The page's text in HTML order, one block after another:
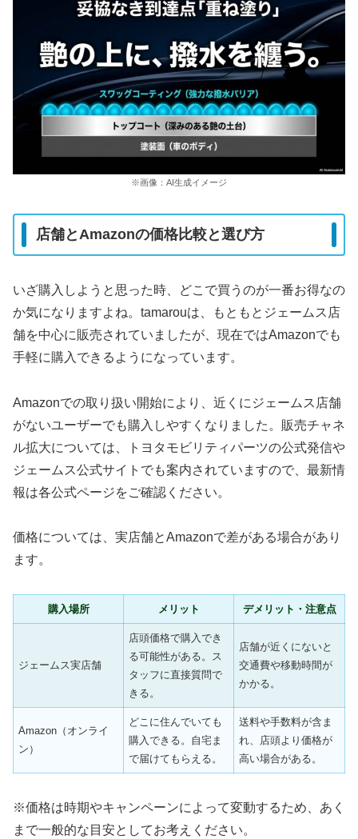
※画像：AI生成イメージ
店舗とAmazonの価格比較と選び方
いざ購入しようと思った時、どこで買うのが一番お得なの
か気になりますよね。tamarouは、もともとジェームス店
舗を中心に販売されていましたが、現在ではAmazonでも
手軽に購入できるようになっています。
Amazonでの取り扱い開始により、近くにジェームス店舗
がないユーザーでも購入しやすくなりました。販売チャネ
ル拡大については、トヨタモビリティパーツの公式発信や
ジェームス公式サイトでも案内されていますので、最新情
報は各公式ページをご確認ください。
価格については、実店舗とAmazonで差がある場合があり
ます。
購入場所 メリット デメリット・注意点
ジェームス実店舗
店頭価格で購入でき
る可能性がある。ス
タッフに直接質問で
きる。
店舗が近くにないと
交通費や移動時間が
かかる。
Amazon（オンライ
ン）
どこに住んでいても
購入できる。自宅ま
で届けてもらえる。
送料や手数料が含ま
れ、店頭より価格が
高い場合がある。
※価格は時期やキャンペーンによって変動するため、あく
まで一般的な目安としてお考えください。